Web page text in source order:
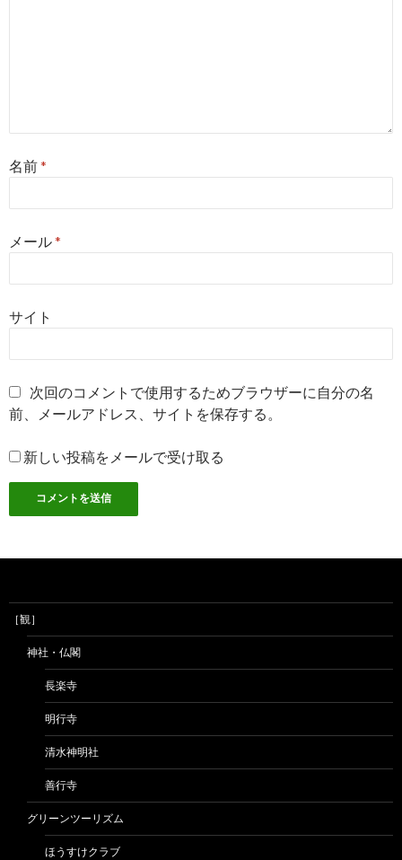
名前*
メール*
サイト
次回のコメントで使用するためブラウザーに自分の名
前、メールアドレス、サイトを保存する。
新しい投稿をメールで受け取る
［観］
神社・仏閣
長楽寺
明行寺
清水神明社
善行寺
グリーンツーリズム
ほうすけクラブ